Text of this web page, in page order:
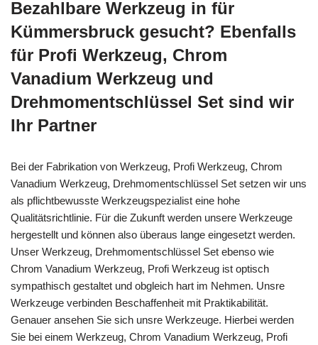
Bezahlbare Werkzeug in für
Kümmersbruck gesucht? Ebenfalls
für Profi Werkzeug, Chrom
Vanadium Werkzeug und
Drehmomentschlüssel Set sind wir
Ihr Partner
Bei der Fabrikation von Werkzeug, Profi Werkzeug, Chrom
Vanadium Werkzeug, Drehmomentschlüssel Set setzen wir uns
als pflichtbewusste Werkzeugspezialist eine hohe
Qualitätsrichtlinie. Für die Zukunft werden unsere Werkzeuge
hergestellt und können also überaus lange eingesetzt werden.
Unser Werkzeug, Drehmomentschlüssel Set ebenso wie
Chrom Vanadium Werkzeug, Profi Werkzeug ist optisch
sympathisch gestaltet und obgleich hart im Nehmen. Unsre
Werkzeuge verbinden Beschaffenheit mit Praktikabilität.
Genauer ansehen Sie sich unsre Werkzeuge. Hierbei werden
Sie bei einem Werkzeug, Chrom Vanadium Werkzeug, Profi